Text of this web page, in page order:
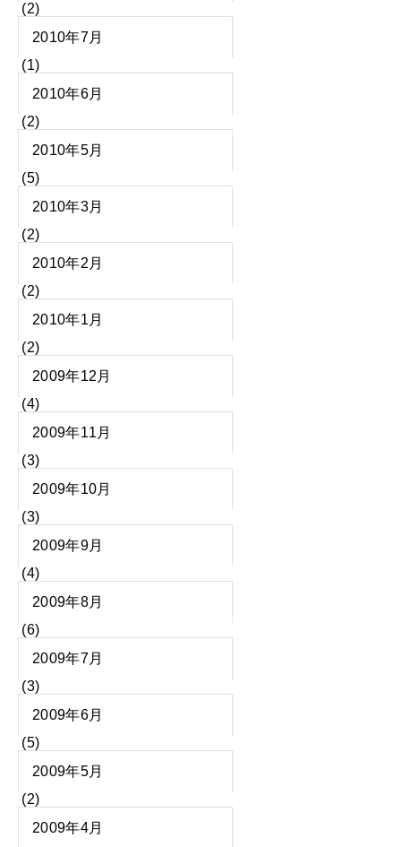
(2)
2010年7月
(1)
2010年6月
(2)
2010年5月
(5)
2010年3月
(2)
2010年2月
(2)
2010年1月
(2)
2009年12月
(4)
2009年11月
(3)
2009年10月
(3)
2009年9月
(4)
2009年8月
(6)
2009年7月
(3)
2009年6月
(5)
2009年5月
(2)
2009年4月